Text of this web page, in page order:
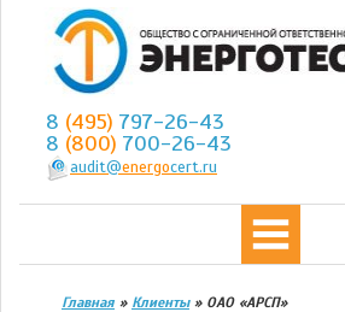
8 (495) 797-26-43
8 (800) 700-26-43
audit@energocert.ru
Главная » Клиенты» ОАО «АРСП»